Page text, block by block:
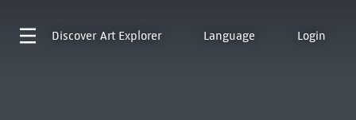
Discover Art Explorer Language Login